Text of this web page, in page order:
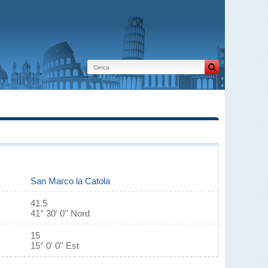
San Marco la Catola
41.5
41° 30' 0'' Nord
15
15° 0' 0'' Est